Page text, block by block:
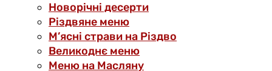
Новорічні десерти
Різдвяне меню
М’ясні страви на Різдво
Великоднє меню
Меню на Масляну